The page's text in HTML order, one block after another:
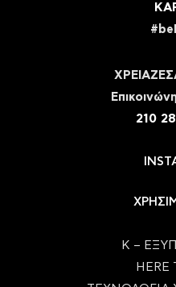
210
Κ –
HERE